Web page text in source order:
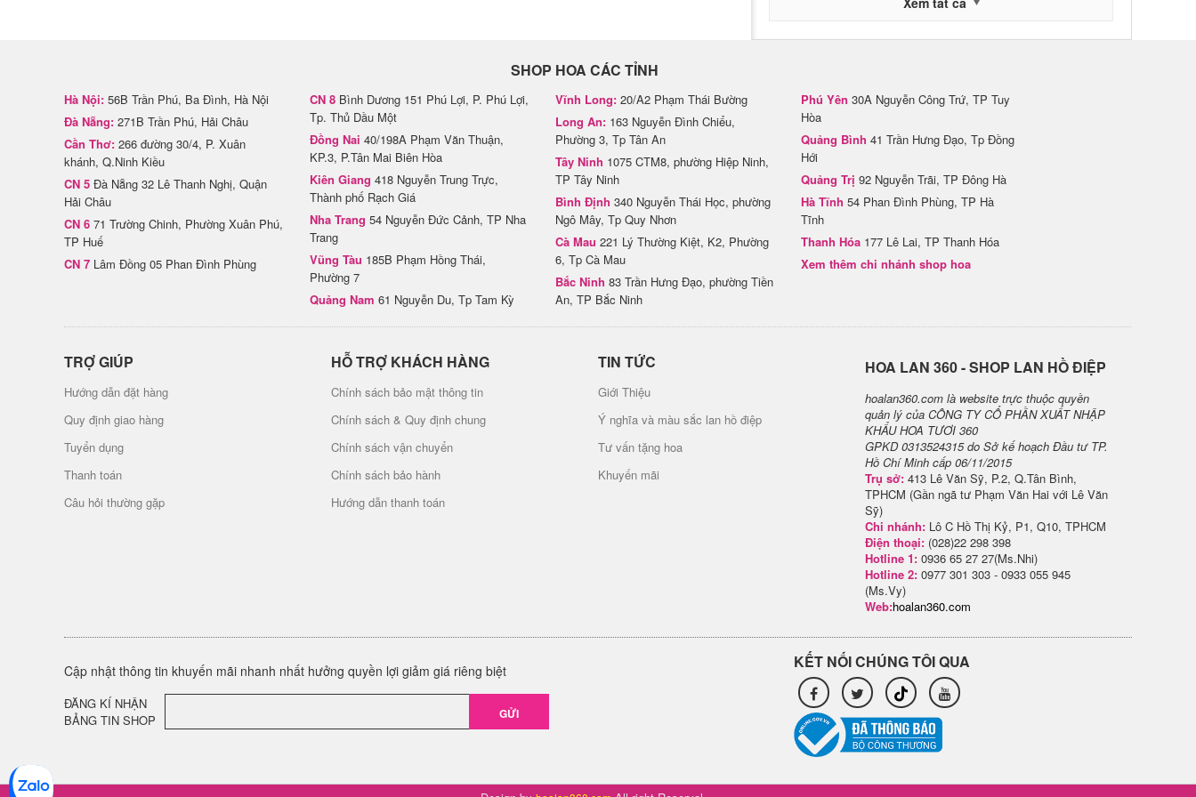
SHOP HOA CÁC TỈNH
Hà Nội: 56B Trần Phú, Ba Đình, Hà Nội
Đà Nẵng: 271B Trần Phú, Hải Châu
Cần Thơ: 266 đường 30/4, P. Xuân
khánh, Q.Ninh Kiều
CN 5 Đà Nẵng 32 Lê Thanh Nghị, Quận
Hải Châu
CN 6 71 Trường Chinh, Phường Xuân Phú,
TP Huế
CN 7 Lâm Đồng 05 Phan Đình Phùng
CN 8 Bình Dương 151 Phú Lợi, P. Phú Lợi,
Tp. Thủ Dầu Một
Đồng Nai 40/198A Phạm Văn Thuận,
KP.3, P.Tân Mai Biên Hòa
Kiên Giang 418 Nguyễn Trung Trực,
Thành phố Rạch Giá
Nha Trang 54 Nguyễn Đức Cảnh, TP Nha
Trang
Vũng Tàu 185B Phạm Hồng Thái,
Phường 7
Quảng Nam 61 Nguyễn Du, Tp Tam Kỳ
Vĩnh Long: 20/A2 Phạm Thái Bường
Long An: 163 Nguyễn Đình Chiểu,
Phường 3, Tp Tân An
Tây Ninh 1075 CTM8, phường Hiệp Ninh,
TP Tây Ninh
Bình Định 340 Nguyễn Thái Học, phường
Ngô Mây, Tp Quy Nhơn
Cà Mau 221 Lý Thường Kiệt, K2, Phường
6, Tp Cà Mau
Bắc Ninh 83 Trần Hưng Đạo, phường Tiền
An, TP Bắc Ninh
Phú Yên 30A Nguyễn Công Trứ, TP Tuy
Hòa
Quảng Bình 41 Trần Hưng Đạo, Tp Đồng
Hới
Quảng Trị 92 Nguyễn Trãi, TP Đông Hà
Hà Tĩnh 54 Phan Đình Phùng, TP Hà
Tĩnh
Thanh Hóa 177 Lê Lai, TP Thanh Hóa
Xem thêm chi nhánh shop hoa
TRỢ GIÚP
Hướng dẫn đặt hàng
Quy định giao hàng
Tuyển dụng
Thanh toán
Câu hỏi thường gặp
HỖ TRỢ KHÁCH HÀNG
Chính sách bảo mật thông tin
Chính sách & Quy định chung
Chính sách vận chuyển
Chính sách bảo hành
Hướng dẫn thanh toán
TIN TỨC
Giới Thiệu
Ý nghĩa và màu sắc lan hồ điệp
Tư vấn tặng hoa
Khuyến mãi
H​OA LAN 360 - SHOP LAN HỒ ĐIỆP
hoalan360.com là website trực thuộc quyền
quản lý của CÔNG TY CỔ PHẦN XUẤT NHẬP
KHẨU HOA TƯƠI 360
GPKD 0313524315 do Sở kế hoạch Đầu tư TP.
Hồ Chí Minh cấp 06/11/2015
Trụ sở: 413 Lê Văn Sỹ, P.2, Q.Tân Bình,
TPHCM (Gần ngã tư Phạm Văn Hai với Lê Văn
Sỹ)
Chi nhánh: Lô C Hồ Thị Kỷ, P1, Q10, TPHCM
Điện thoại: (028)22 298 398
Hotline 1: 0936 65 27 27(Ms.Nhi)
Hotline 2: 0977 301 303 - 0933 055 945
(Ms.Vy)
Web:hoalan360.com
Cập nhật thông tin khuyến mãi nhanh nhất hưởng quyền lợi giảm giá riêng biệt
ĐĂNG KÍ NHẬN
BẢNG TIN SHOP
GỬI
KẾT NỐI CHÚNG TÔI QUA